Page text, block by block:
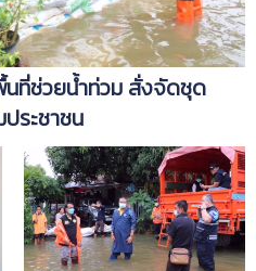
ที่ช่วยน้ำท่วม สั่งจัดชุด
ระชาชน